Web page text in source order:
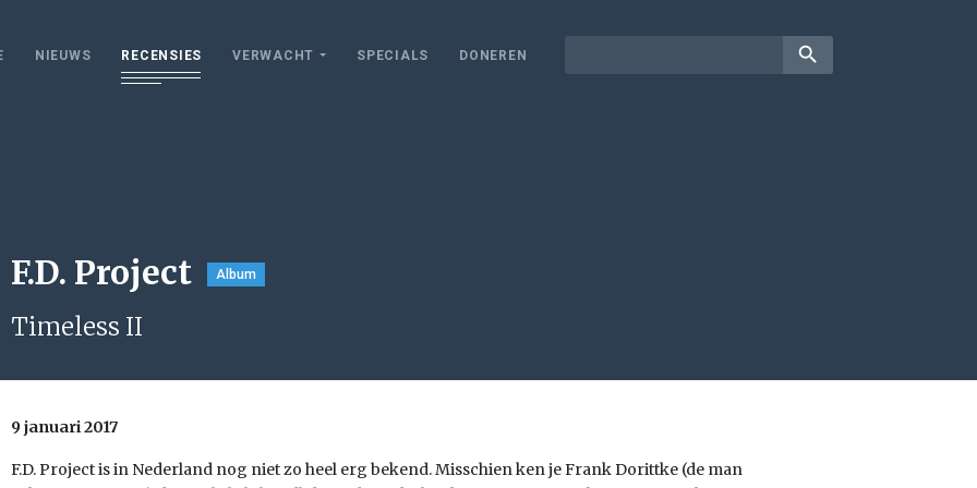
NIEUWS RECENSIES VERWACHT SPECIALS DONEREN search
F.D. Project Album
Timeless II
9 januari 2017
F.D. Project is in Nederland nog niet zo heel erg bekend. Misschien ken je Frank Dorittke (de man